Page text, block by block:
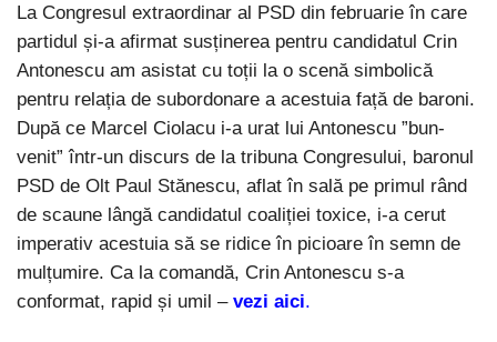
La Congresul extraordinar al PSD din februarie în care
partidul și-a afirmat susținerea pentru candidatul Crin
Antonescu am asistat cu toții la o scenă simbolică
pentru relația de subordonare a acestuia față de baroni.
După ce Marcel Ciolacu i-a urat lui Antonescu ”bun-
venit” într-un discurs de la tribuna Congresului, baronul
PSD de Olt Paul Stănescu, aflat în sală pe primul rând
de scaune lângă candidatul coaliției toxice, i-a cerut
imperativ acestuia să se ridice în picioare în semn de
mulțumire. Ca la comandă, Crin Antonescu s-a
conformat, rapid și umil – vezi aici.